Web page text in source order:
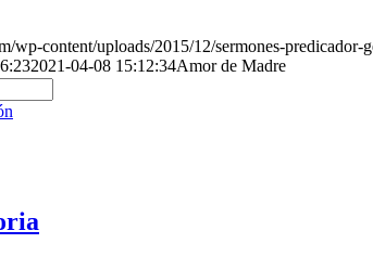
wp-content/uploads/2015/12/sermones-predicador-
2021-04-08 15:12:34Amor de Madre